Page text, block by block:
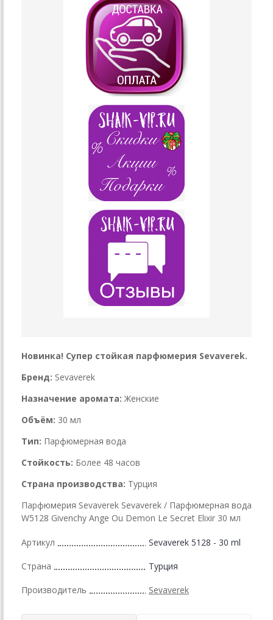
Новинка! Супер стойкая парфюмерия Sevaverek.
Бренд: Sevaverek
Назначение аромата: Женские
Объём: 30 мл
Тип: Парфюмерная вода
Стойкость: Более 48 часов
Страна производства: Турция
Парфюмерия Sevaverek Sevaverek / Парфюмерная вода
W5128 Givenchy Ange Ou Demon Le Secret Elixir 30 мл
Артикул Sevaverek 5128 - 30 ml
Страна Турция
Производитель Sevaverek